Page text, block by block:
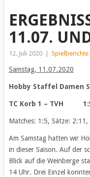
11.07.
12. Juli 2020 Spielberichte
Samstag, 11.07.2020
Hobby Staffel Damen
TC Korb 1 – TVH
Matches: 1:5, Sätze: 2:11,
Am Samstag hatten wir
in dieser Saison. Auf der
Blick auf die Weinberge
14 Uhr. Drei Einzel